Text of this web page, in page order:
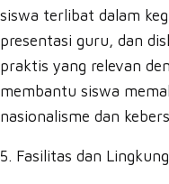
siswa terlibat dalam
presentasi guru, dan
praktis yang relevan
membantu siswa
nasionalisme dan
5. Fasilitas dan